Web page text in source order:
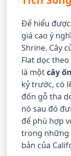
Để hiểu
giá cao ý
Shrine. Cây
Flat dọc
là mộtcây
kỷ trước, có
đốn gỗ tha
nó sau đó
để phù hợp
trong những
bản của